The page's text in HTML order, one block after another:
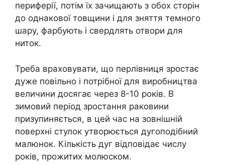
периферії, потім їх зачищають з обох сторін
до однакової товщини і для зняття темного
шару, фарбують і свердлять отвори для
ниток.
Треба враховувати, що перлівниця зростає
дуже повільно і потрібної для виробництва
величини досягає через 8-10 років. В
зимовий період зростання раковини
призупиняється, в цей час на зовнішній
поверхні стулок утворюється дугоподібний
малюнок. Кількість дуг відповідає числу
років, прожитих молюском.